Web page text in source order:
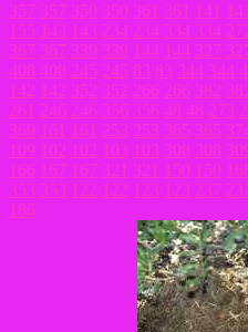
357 357 350 350 361 361 141 141
155 143 143 234 234 334 334
367 367 339 339 144 144 327
408 408 245 245 83 83 344 344
142 142 352 352 266 266 382
261 246 246 356 356 48 48 273
369 161 161 253 253 365 365
109 102 102 103 103 308 308
166 167 167 321 321 150 150
353 353 122 122 123 123 237
186